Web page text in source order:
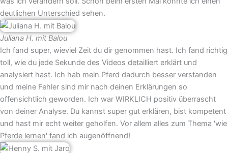
deutlichen Unterschied sehen.
Juliana H. mit Balou
Ich fand super, wieviel Zeit du dir genommen hast. Ich fand richtig
toll, wie du jede Sekunde des Videos detailliert erklärt und
analysiert hast. Ich hab mein Pferd dadurch besser verstanden
und meine Fehler sind mir nach deinen Erklärungen so
offensichtlich geworden. Ich war WIRKLICH positiv überrascht
von deiner Analyse. Du kannst super gut erklären, bist kompetent
und hast mir echt weiter geholfen. Vor allem alles zum Thema 'wie
Pferde lernen' fand ich augenöffnend!